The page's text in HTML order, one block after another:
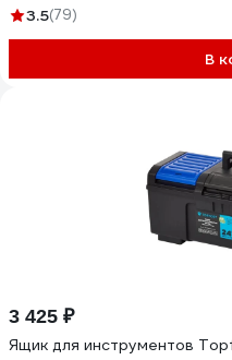
3.5(79)
В
3 425 ₽
Ящик для инструментов